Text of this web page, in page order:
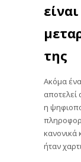
της
Ακόμα
αποτελεί
η
κανονικά
ήταν